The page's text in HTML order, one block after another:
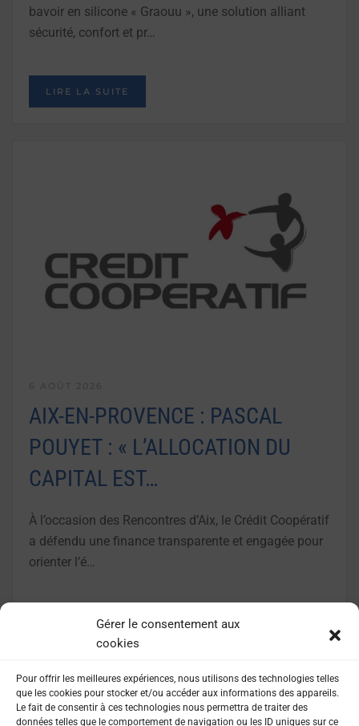
Gérer le consentement aux
cookies
Pour offrir les meilleures expériences, nous utilisons des technologies telles
que les cookies pour stocker et/ou accéder aux informations des appareils.
Le fait de consentir à ces technologies nous permettra de traiter des
données telles que le comportement de navigation ou les ID uniques sur ce
bavoir en silicone « Graouu », une solution alliant
sécurité, confort et pr…
LIRE LA SUITE
AIX-EN-PROVENCE : PASCAL
POUYET : « L’ALLOCATION DU
CAPITAL EST…
À l’occasion des Rencontres d’Aix, le Crédit Coopératif
a défendu une finance transparente et engagée pour
orienter l’é…
LIRE LA SUITE